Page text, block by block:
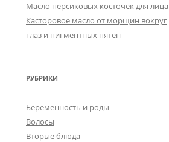
Масло персиковых косточек для лица
Касторовое масло от морщин вокруг
глаз и пигментных пятен
РУБРИКИ
Беременность и роды
Волосы
Вторые блюда